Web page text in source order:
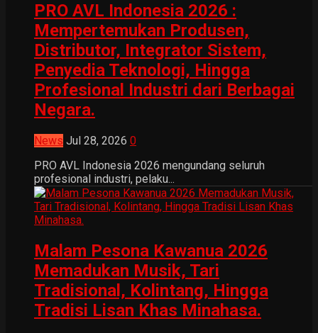
PRO AVL Indonesia 2026 :
Mempertemukan Produsen,
Distributor, Integrator Sistem,
Penyedia Teknologi, Hingga
Profesional Industri dari Berbagai
Negara.
News Jul 28, 2026 0
PRO AVL Indonesia 2026 mengundang seluruh
profesional industri, pelaku...
Malam Pesona Kawanua 2026
Memadukan Musik, Tari
Tradisional, Kolintang, Hingga
Tradisi Lisan Khas Minahasa.